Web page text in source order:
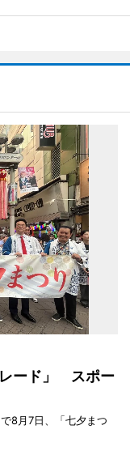
レード」 スポー
8月7日、「七夕まつ